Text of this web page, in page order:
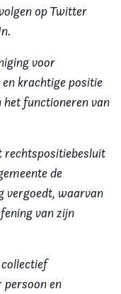
op Twitter
voor
en krachtige positie
het functioneren van
rechtspositiebesluit
de
vergoedt, waarvan
van zijn
collectief
en